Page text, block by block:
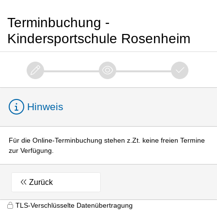
Terminbuchung -
Kindersportschule Rosenheim
Hinweis
Für die Online-Terminbuchung stehen z.Zt. keine freien Termine
zur Verfügung.
Zurück
TLS-Verschlüsselte Datenübertragung